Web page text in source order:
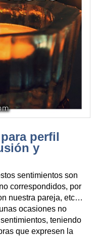
perfil
y
sentimientos son
correspondidos, por
nuestra pareja, etc…
ocasiones no
teniendo
que expresen la